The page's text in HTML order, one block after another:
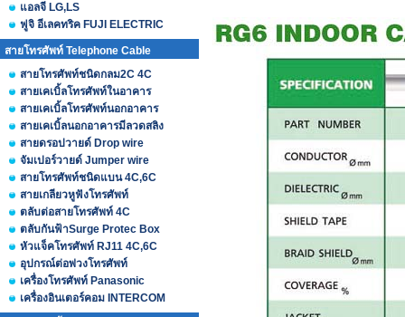
แอลจี LG,LS
ฟูจิ อีเลคทริค FUJI ELECTRIC
สายโทรศัพท์ Telephone Cable
สายโทรศัพท์ชนิดกลม2C 4C
สายเคเบิ้ลโทรศัพท์ในอาคาร
สายเคเบิ้ลโทรศัพท์นอกอาคาร
สายเคเบิ้ลนอกอาคารมีลวดสลิง
สายดรอปวายด์ Drop wire
จัมเปอร์วายด์ Jumper wire
สายโทรศัพท์ชนิดแบน 4C,6C
สายเกลียวหูฟังโทรศัพท์
ตลับต่อสายโทรศัพท์ 4C
ตลับกันฟ้าSurge Protec Box
หัวแจ็คโทรศัพท์ RJ11 4C,6C
อุปกรณ์ต่อพ่วงโทรศัพท์
เครื่องโทรศัพท์ Panasonic
เครื่องอินเตอร์คอม INTERCOM